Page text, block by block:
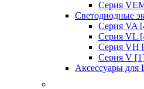
Серия
Светодиодные
Серия VA
Серия VL
Серия VH
Серия V
Аксессуары для